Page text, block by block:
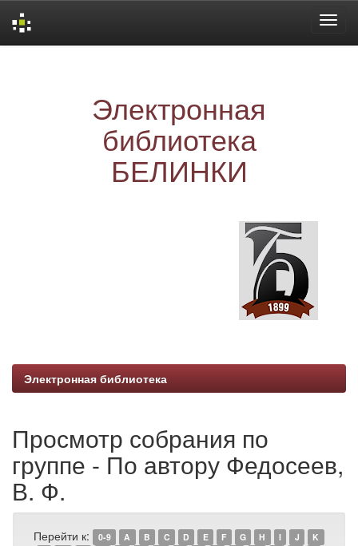
Электронная
библиотека
БЕЛИНКИ
Электронная библиотека
Просмотр собрания по
группе - По автору Федосеев,
В. Ф.
Перейти к: 0-9 A B C D E F G H I J
K